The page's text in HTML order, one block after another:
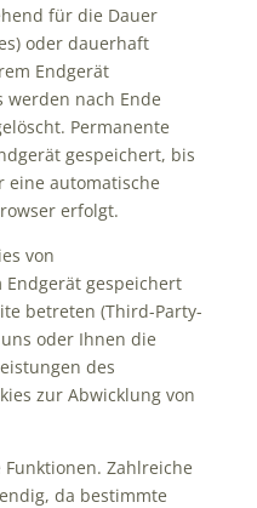
für die Dauer
oder dauerhaft
Endgerät
werden nach Ende
Permanente
gespeichert, bis
eine automatische
erfolgt.
von
gespeichert
betreten (Third-Party-
oder Ihnen die
des
zur Abwicklung von
Zahlreiche
da bestimmte